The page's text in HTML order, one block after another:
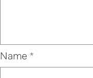
Name *